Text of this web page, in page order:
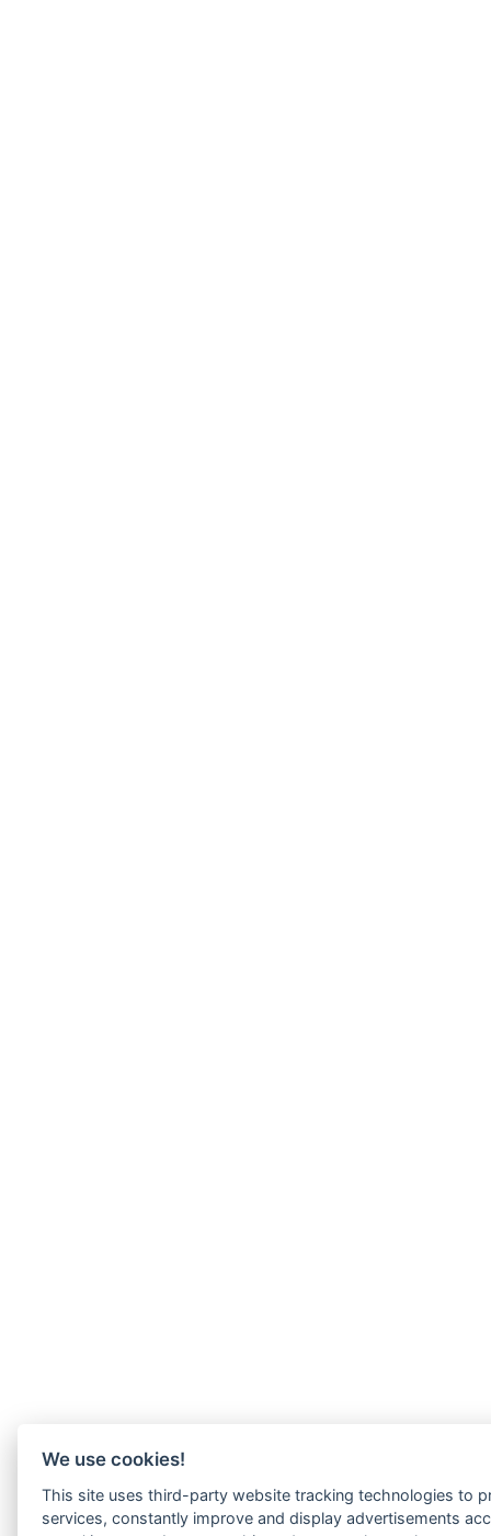
We use cookies!
This site uses third-party website tracking technologies to
services, constantly improve and display advertisements